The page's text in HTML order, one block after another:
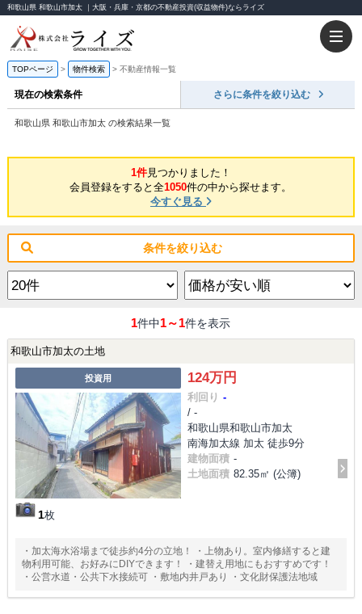
和歌山県 和歌山市加太 ｜大阪・兵庫・京都の不動産投資(収益物件)ならライズ
TOPページ 物件検索 不動産情報一覧
現在の検索条件 さらに条件を絞り込む
和歌山県 和歌山市加太 の検索結果一覧
1件見つかりました！
会員登録をすると全1050件の中から探せます。
今すぐ見る
条件を絞り込む
1件中1～1件を表示
和歌山市加太の土地
投資用
1枚
124万円
利回り -
/ -
和歌山県和歌山市加太
南海加太線 加太 徒歩9分
建物面積 -
土地面積 82.35㎡ (公簿)
・加太海水浴場まで徒歩約4分の立地！ ・上物あり。室内修繕すると建
物利用可能、お好みにDIYできます！ ・建替え用地にもおすすめです！
・公営水道・公共下水接続可 ・敷地内井戸あり ・文化財保護法地域